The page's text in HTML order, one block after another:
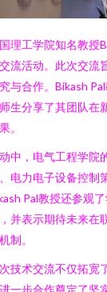
理工学院知名教授
流活动。此次交流
与合作。Bikash
生分享了其团队在
。
中，电气工程学院
电力电子设备控制
Pal教授还参观
并表示期待未来在
制。
技术交流不仅拓宽
一步合作奠定了坚